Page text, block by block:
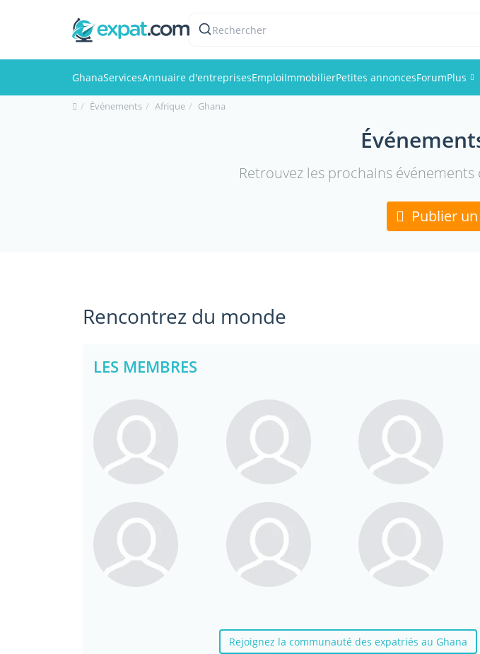
Rechercher
GhanaServicesAnnuaire d'entreprisesEmploiImmobilierPetites annoncesForumPlus
Événements Afrique Ghana
Retrouvez les prochains
Publier
Rencontrez du monde
LES MEMBRES
Rejoignez la communauté des expatriés au Ghana